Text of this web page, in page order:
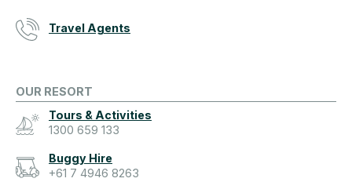
Travel Agents
OUR RESORT
Tours & Activities
1300 659 133
Buggy Hire
+61 7 4946 8263